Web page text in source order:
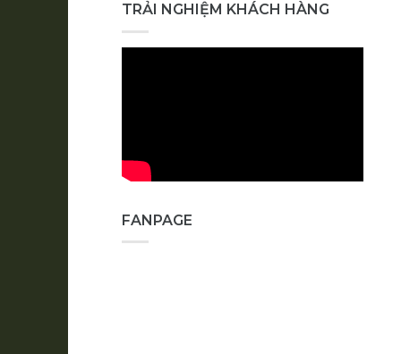
TRẢI NGHIỆM KHÁCH HÀNG
FANPAGE